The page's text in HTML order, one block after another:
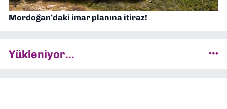
Mordoğan’daki imar planına itiraz!
Yükleniyor...